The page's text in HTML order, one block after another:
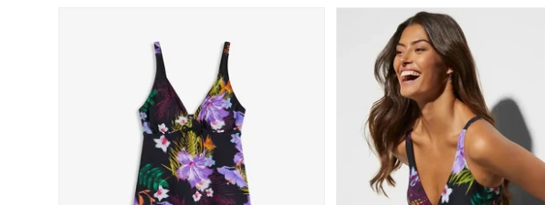
Preskoči na informacije o izdelku